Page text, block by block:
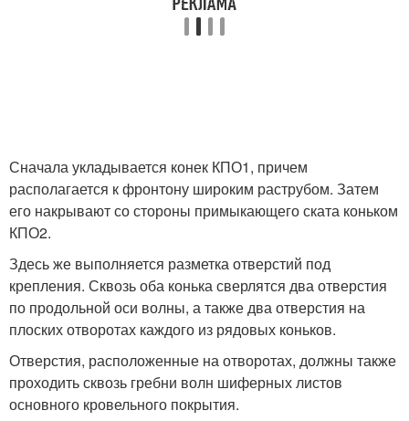
Сначала укладывается конек КПО1, причем
располагается к фронтону широким раструбом. Затем
его накрывают со стороны примыкающего ската коньком
КПО2.
Здесь же выполняется разметка отверстий под
крепления. Сквозь оба конька сверлятся два отверстия
по продольной оси волны, а также два отверстия на
плоских отворотах каждого из рядовых коньков.
Отверстия, расположенные на отворотах, должны также
проходить сквозь гребни волн шиферных листов
основного кровельного покрытия.